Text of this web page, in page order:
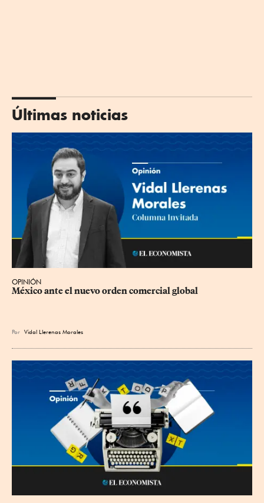
Últimas noticias
OPINIÓN
México ante el nuevo orden comercial global
Por Vidal Llerenas Morales